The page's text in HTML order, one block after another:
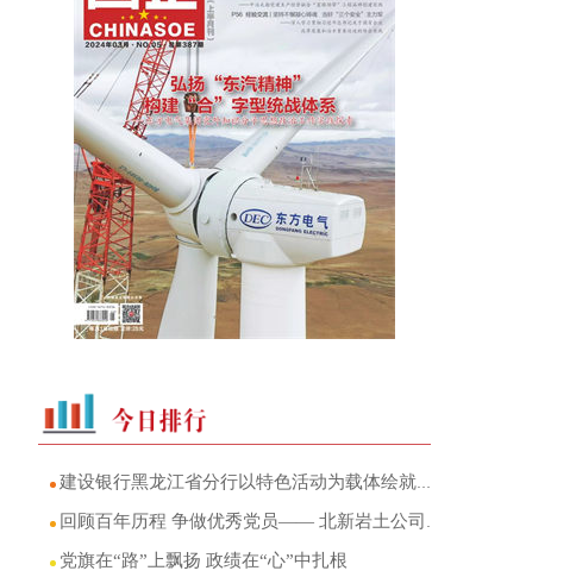
建设银行黑龙江省分行以特色活动为载体绘就党建“三色”画卷
回顾百年历程 争做优秀党员—— 北新岩土公司机关党支部开展七一主题党日活动
党旗在“路”上飘扬 政绩在“心”中扎根